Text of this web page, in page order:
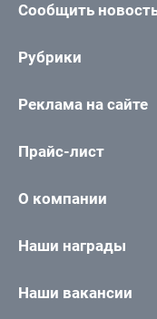
Сообщить
Рубрики
Реклама на сайте
Прайс-лист
О компании
Наши награды
Наши вакансии